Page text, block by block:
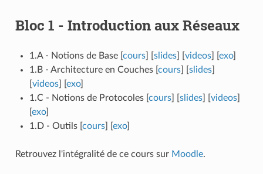
Bloc 1 - Introduction aux Réseaux
1.A - Notions de Base [ cours] [ slides] [ videos] [ exo]
1.B - Architecture en Couches [ cours] [ slides]
videos] [ exo]
1.C - Notions de Protocoles [ cours] [ slides] [ videos]
exo]
1.D - Outils [ cours] [ exo]
Retrouvez l'intégralité de ce cours sur Moodle.